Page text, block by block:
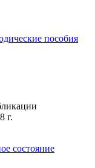
пособия
г.
состояние